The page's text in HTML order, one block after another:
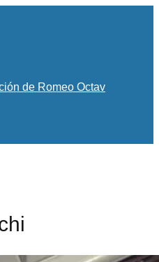
de Romeo Octav